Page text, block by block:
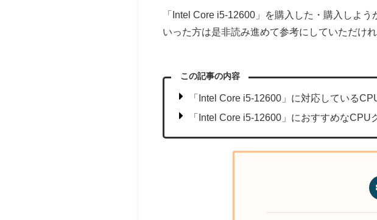
「Intel Core i5-12600」を購入した・購入しよ
いった方は是非読み進めて参考にしていただけれ
この記事の内容
「Intel Core i5-12600」に対応している
「Intel Core i5-12600」におすすめなCPU